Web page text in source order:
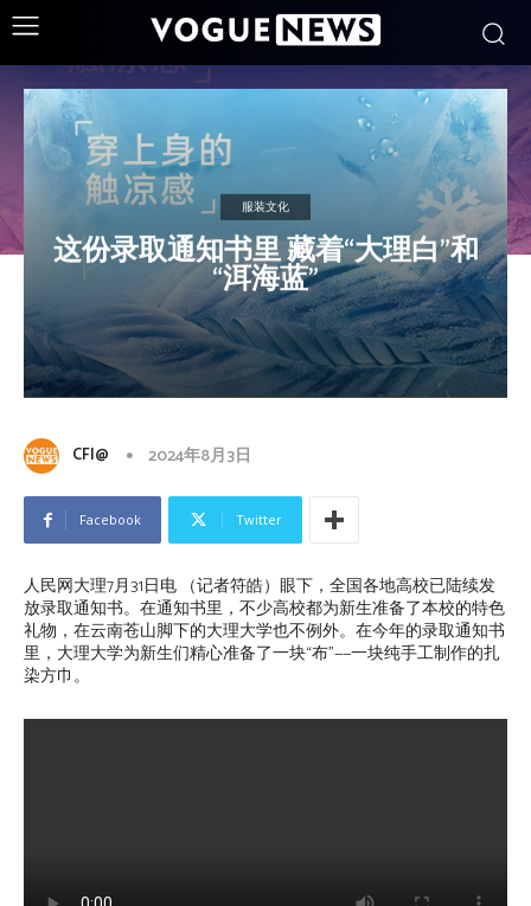
服装文化
这份录取通知书里 藏着“大理白”和
“洱海蓝”
CFI@ 2024年8月3日
Facebook Twitter
人民网大理7月31日电 （记者符皓）眼下，全国各地高校已陆续发
放录取通知书。在通知书里，不少高校都为新生准备了本校的特色
礼物，在云南苍山脚下的大理大学也不例外。在今年的录取通知书
里，大理大学为新生们精心准备了一块“布”——一块纯手工制作的扎
染方巾。